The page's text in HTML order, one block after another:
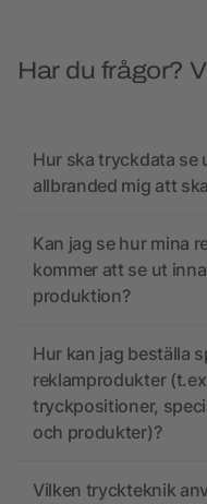
Har du frågor?
Hur ska tryckdata se
allbranded mig att
Kan jag se hur mina
kommer att se ut
produktion?
Hur kan jag beställa
reklamprodukter
tryckpositioner,
och produkter)?
Vilken tryckteknik